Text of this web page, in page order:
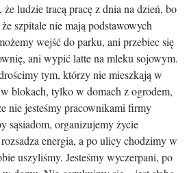
ludzie tracą pracę z dnia na dzień, bo
szpitale nie mają podstawowych
wejść do parku, ani przebiec się
ani wypić latte na mleku sojowym.
tym, którzy nie mieszkają w
blokach, tylko w domach z ogrodem,
nie jesteśmy pracownikami firmy
sąsiadom, organizujemy życie
energia, a po ulicy chodzimy w
uszyliśmy. Jesteśmy wyczerpani, po